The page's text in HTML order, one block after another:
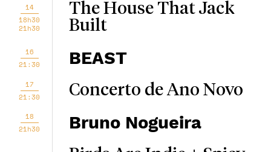
14
18h30
21h30
The House That Jack
Built
16
21:30
BEAST
17
21:30
Concerto de Ano Novo
18
21h30
Bruno Nogueira